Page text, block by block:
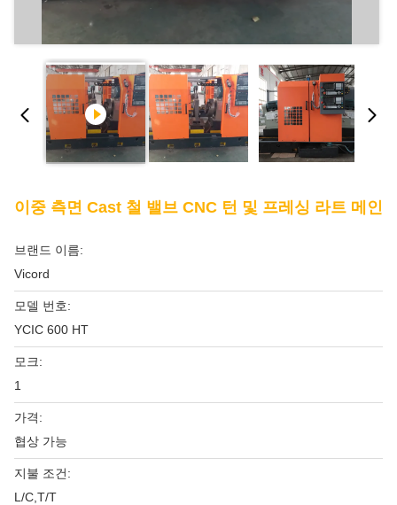
이중 측면 Cast 철 밸브 CNC 턴 및 프레싱 라트 메인
브랜드 이름:
Vicord
모델 번호:
YCIC 600 HT
모크:
1
가격:
협상 가능
지불 조건:
L/C,T/T